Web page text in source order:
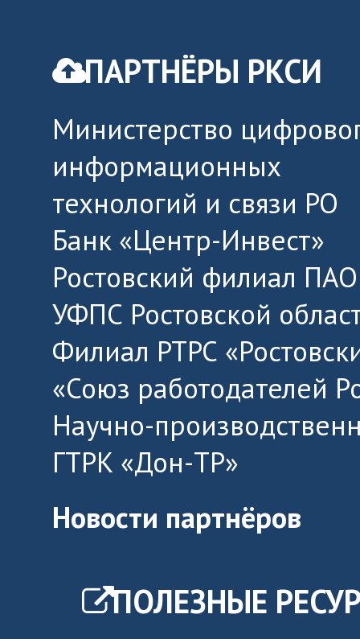
ПАРТНЁРЫ РКСИ
Министерство
информационных
технологий и связи РО
Банк «Центр-Инвест»
Ростовский филиал
УФПС Ростовской
Филиал РТРС
«Союз работодателей
Научно-
ГТРК «Дон-ТР»
Новости партнёров
ПОЛЕЗНЫЕ